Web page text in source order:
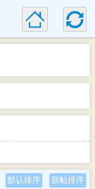
新帖排序
默认排序